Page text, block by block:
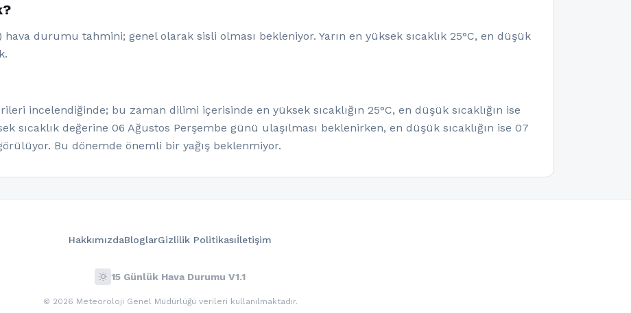
durumu tahmini; genel olarak sisli olması bekleniyor. Yarın en yüksek sıcaklık 25°C, en düşük
incelendiğinde; bu zaman dilimi içerisinde en yüksek sıcaklığın 25°C, en düşük sıcaklığın ise
sıcaklık değerine 06 Ağustos Perşembe günü ulaşılması beklenirken, en düşük sıcaklığın ise 07
Bu dönemde önemli bir yağış beklenmiyor.
HakkımızdaBloglarGizlilik Politikasıİletişim
wb_sunny 15 Günlük Hava Durumu V1.1
© 2026 Meteoroloji Genel Müdürlüğü verileri kullanılmaktadır.